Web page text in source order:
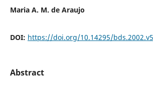
Maria A. M. de Araujo
DOI: https://doi.org/10.14295/
Abstract